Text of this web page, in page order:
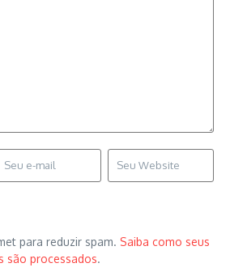
para reduzir spam. Saiba como seus
são processados.